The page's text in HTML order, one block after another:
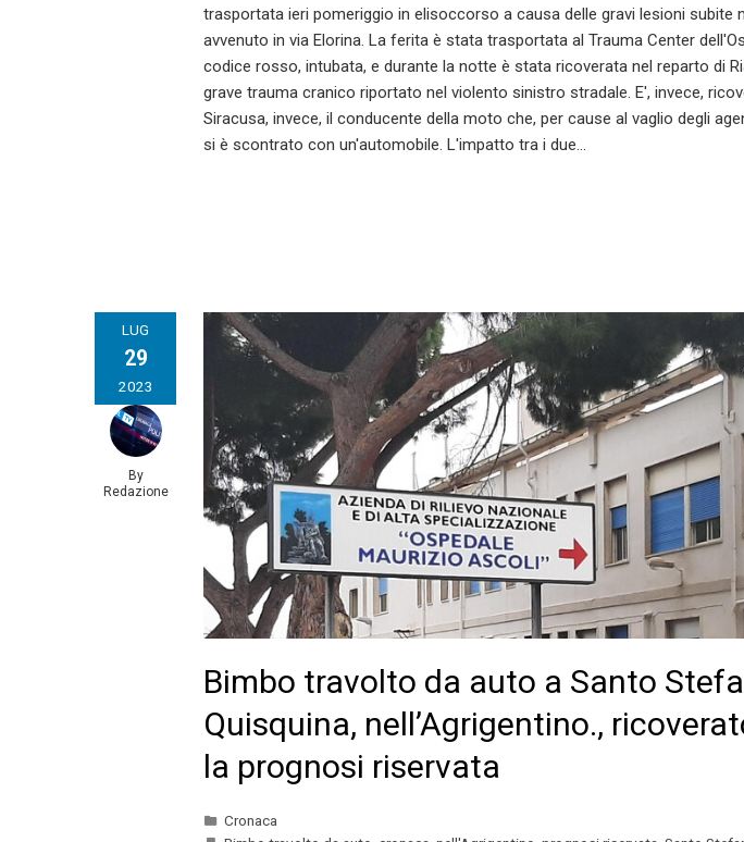
trasportata ieri pomeriggio in elisoccorso a causa delle gravi lesioni subite
avvenuto in via Elorina. La ferita è stata trasportata al Trauma Center
codice rosso, intubata, e durante la notte è stata ricoverata nel reparto di
grave trauma cranico riportato nel violento sinistro stradale. E', invece,
Siracusa, invece, il conducente della moto che, per cause al vaglio degli
si è scontrato con un'automobile. L'impatto tra i due…
LUG
29
2023
By
Redazione
Bimbo travolto da auto a Santo
Quisquina, nell’Agrigentino.,
la prognosi riservata
Cronaca